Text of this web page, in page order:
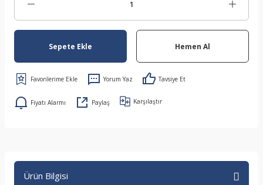
Sepete Ekle Hemen Al
Yorum Yaz Tavsiye Et
Fiyatı Alarmı Paylaş Karşılaştır
Ürün Bilgisi